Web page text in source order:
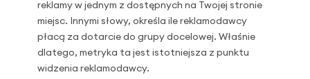
reklamy w jednym z dostępnych na Twojej stronie
miejsc. Innymi słowy, określa ile reklamodawcy
płacą za dotarcie do grupy docelowej. Właśnie
dlatego, metryka ta jest istotniejsza z punktu
widzenia reklamodawcy.